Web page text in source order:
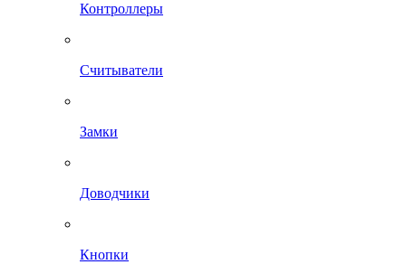
Контроллеры
Считыватели
Замки
Доводчики
Кнопки